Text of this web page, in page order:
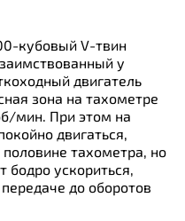
кубовый V-твин
у
двигатель
зона на тахометре
мин. При этом на
двигаться,
тахометра, но
ускориться,
до оборотов